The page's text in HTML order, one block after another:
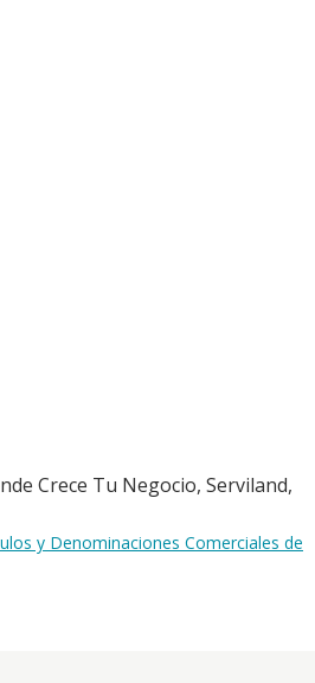
Crece Tu Negocio, Serviland,
y Denominaciones Comerciales de